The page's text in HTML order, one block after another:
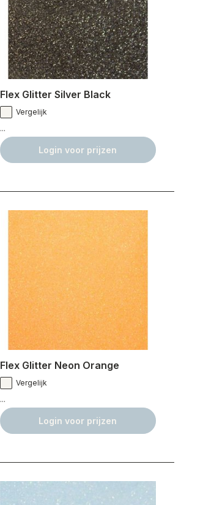
Flex Glitter Silver Black
Vergelijk
...
Login voor prijzen
Flex Glitter Neon Orange
Vergelijk
...
Login voor prijzen